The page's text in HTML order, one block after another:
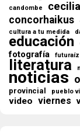
candombe
concorhaikus
cultura a tu medida
educación
fotografía futuraíz
literatura
noticias
provincial pueblo
video viernes